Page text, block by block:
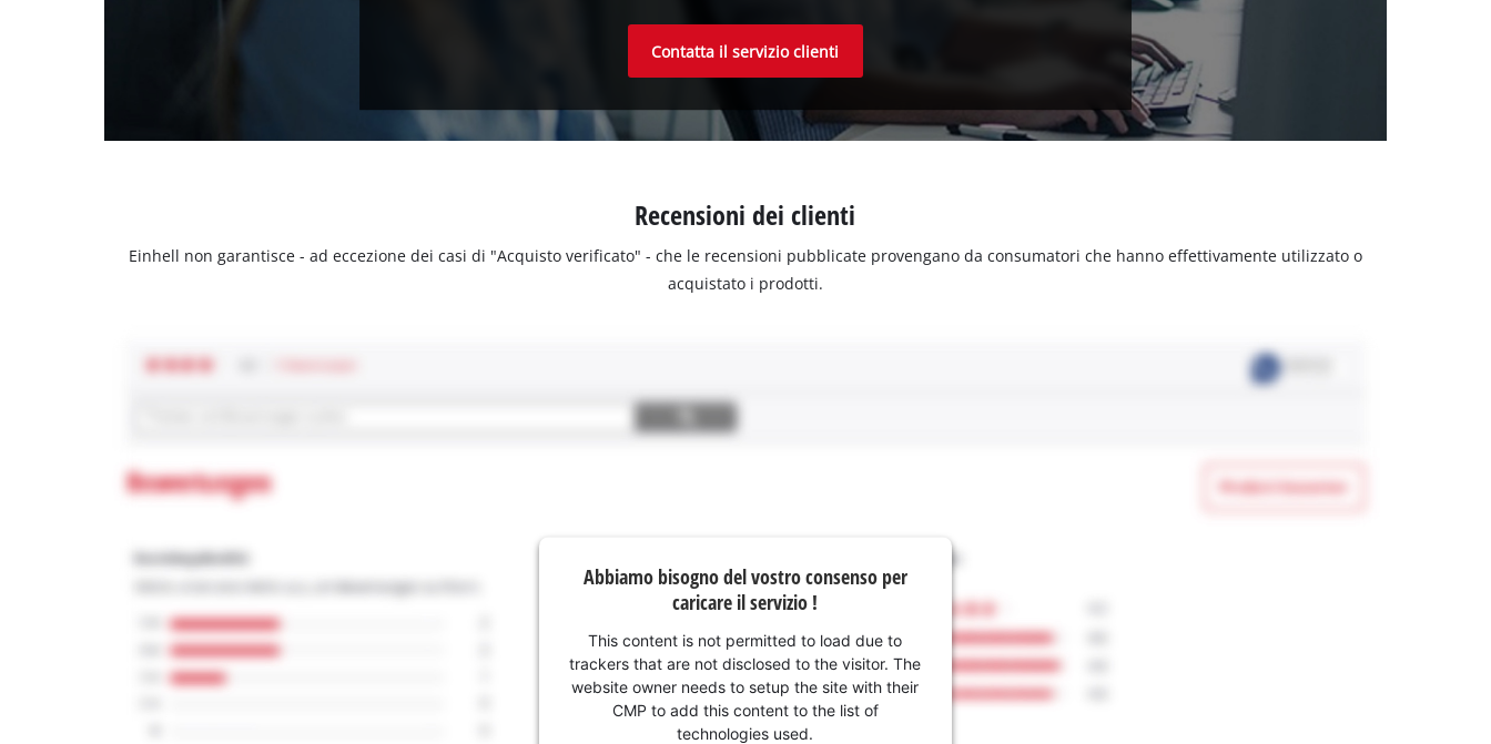
Contatta il servizio clienti
Recensioni dei clienti
Einhell non garantisce - ad eccezione dei casi di "Acquisto verificato" - che le recensioni pubblicate provengano da consumatori che hanno effettivamente utilizzato o
acquistato i prodotti.
Abbiamo bisogno del vostro consenso per
caricare il servizio !
This content is not permitted to load due to
trackers that are not disclosed to the visitor. The
website owner needs to setup the site with their
CMP to add this content to the list of
technologies used.